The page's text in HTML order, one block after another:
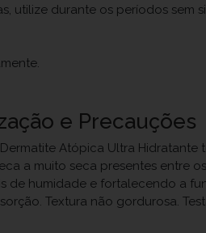
utilize durante os períodos sem
e Precauções
Atópica Ultra
a muito seca presentes entre
de humidade e fortalecendo a
Textura não gordurosa.